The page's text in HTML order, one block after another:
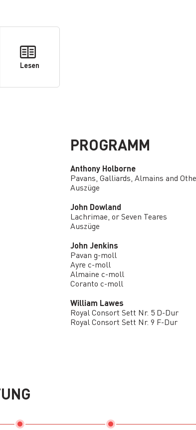
Lesen
PROGRAMM
Anthony Holborne
Pavans, Galliards, Almains and
Auszüge
John Dowland
Lachrimae, or Seven Teares
Auszüge
John Jenkins
Pavan g-moll
Ayre c-moll
Almaine c-moll
Coranto c-moll
William Lawes
Royal Consort Sett Nr. 5 D-Dur
Royal Consort Sett Nr. 9 F-Dur